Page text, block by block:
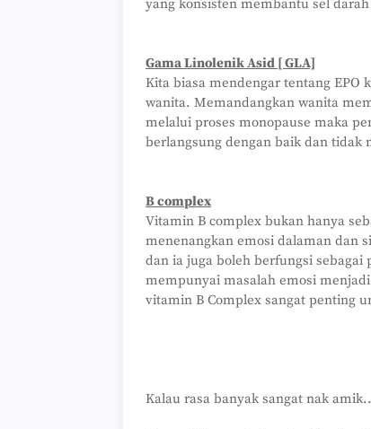
yang konsisten membantu sel
Gama Linolenik Asid [ GLA]
Kita biasa mendengar tentang
wanita. Memandangkan wanita
melalui proses monopause maka
berlangsung dengan baik dan tidak
B complex
Vitamin B complex bukan hanya
menenangkan emosi dalaman dan
dan ia juga boleh berfungsi
mempunyai masalah emosi
vitamin B Complex sangat penting
Kalau rasa banyak sangat nak